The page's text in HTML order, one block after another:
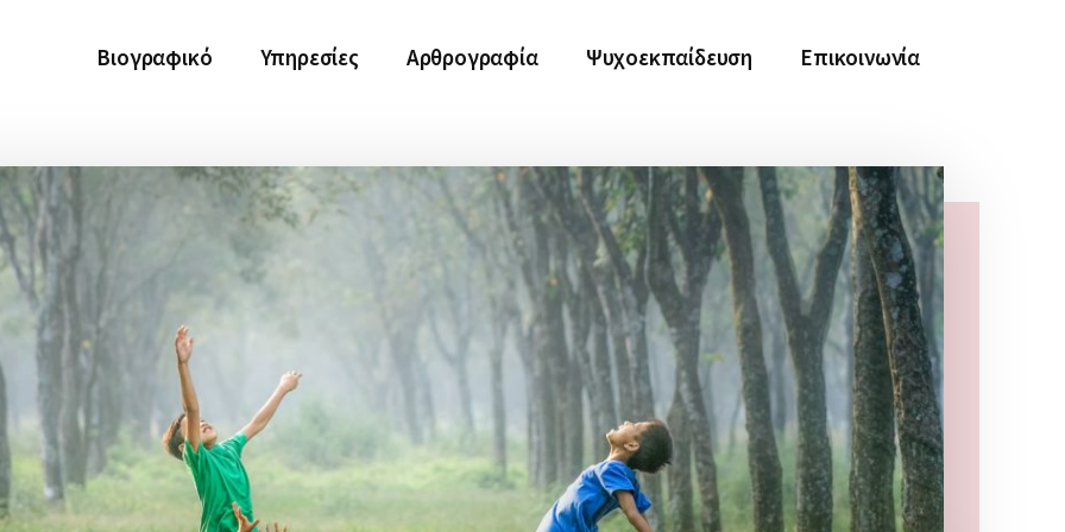
Βιογραφικό Υπηρεσίες Αρθρογραφία Ψυχοεκπαίδευση Επικοινωνία